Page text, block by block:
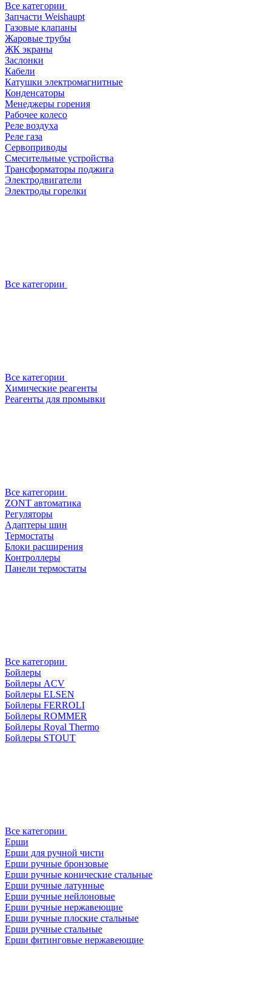
Все категории
Запчасти Weishaupt
Газовые клапаны
Жаровые трубы
ЖК экраны
Заслонки
Кабели
Катушки электромагнитные
Конденсаторы
Менеджеры горения
Рабочее колесо
Реле воздухa
Реле газа
Сервоприводы
Смесительные устройства
Трансформаторы поджига
Электродвигатели
Электроды горелки
Все категории
Все категории
Химические реагенты
Реагенты для промывки
Все категории
ZONT автоматика
Регуляторы
Адаптеры шин
Термостаты
Блоки расширения
Контроллеры
Панели термостаты
Все категории
Бойлеры
Бойлеры ACV
Бойлеры ELSEN
Бойлеры FERROLI
Бойлеры ROMMER
Бойлеры Royal Thermo
Бойлеры STOUT
Все категории
Ерши
Ерши для ручной чисти
Ерши ручные бронзовые
Ерши ручные конические стальные
Ерши ручные латунные
Ерши ручные нейлоновые
Ерши ручные нержавеющие
Ерши ручные плоские стальные
Ерши ручные стальные
Ерши фитинговые нержавеющие